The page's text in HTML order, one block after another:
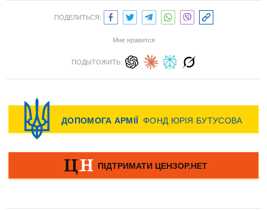
ПОДЕЛИТЬСЯ:
Мне нравится
ПОДЫТОЖИТЬ: